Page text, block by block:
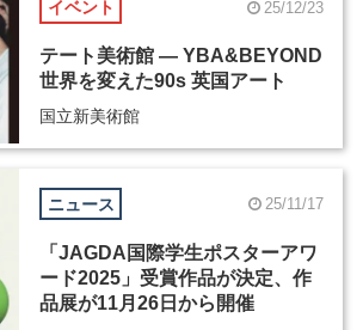
イベント 25/12/23
テート美術館 ― YBA&BEYOND
世界を変えた90s 英国アート
国立新美術館
ニュース 25/11/17
「JAGDA国際学生ポスターアワ
ード2025」受賞作品が決定、作
品展が11月26日から開催